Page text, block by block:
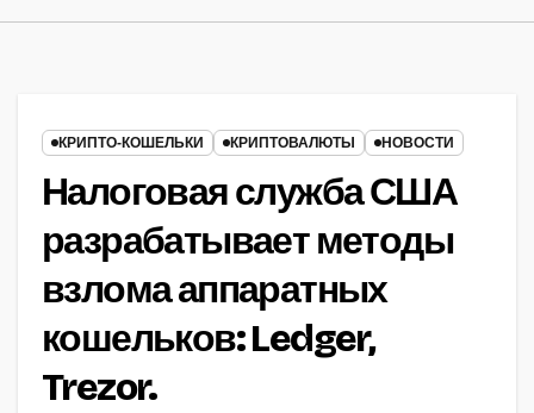
КРИПТО‑КОШЕЛЬКИ КРИПТОВАЛЮТЫ НОВОСТИ
Налоговая служба США
разрабатывает методы
взлома аппаратных
кошельков: Ledger,
Trezor.